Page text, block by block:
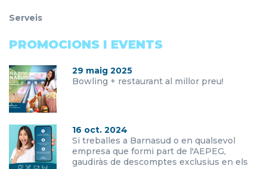
Serveis
PROMOCIONS I EVENTS
29 maig 2025
Bowling + restaurant al millor preu!
16 oct. 2024
Si treballes a Barnasud o en qualsevol
empresa que formi part de l'AEPEG,
gaudiràs de descomptes exclusius en els